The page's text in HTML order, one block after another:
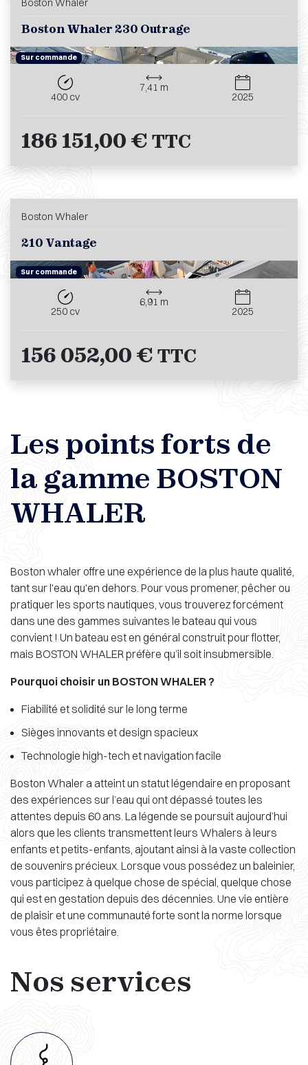
Boston Whaler
Boston Whaler 230 Outrage
Sur commande
400 cv
7,41 m
2025
186 151,00 € TTC
Boston Whaler
210 Vantage
Sur commande
250 cv
6,91 m
2025
156 052,00 € TTC
Les points forts de
la gamme BOSTON
WHALER
Boston whaler offre une expérience de la plus haute qualité,
tant sur l'eau qu'en dehors. Pour vous promener, pêcher ou
pratiquer les sports nautiques, vous trouverez forcément
dans une des gammes suivantes le bateau qui vous
convient ! Un bateau est en général construit pour flotter,
mais BOSTON WHALER préfère qu’il soit insubmersible.
Pourquoi choisir un BOSTON WHALER ?
Fiabilité et solidité sur le long terme
Sièges innovants et design spacieux
Technologie high-tech et navigation facile
Boston Whaler a atteint un statut légendaire en proposant
des expériences sur l’eau qui ont dépassé toutes les
attentes depuis 60 ans. La légende se poursuit aujourd’hui
alors que les clients transmettent leurs Whalers à leurs
enfants et petits-enfants, ajoutant ainsi à la vaste collection
de souvenirs précieux. Lorsque vous possédez un baleinier,
vous participez à quelque chose de spécial, quelque chose
qui est en gestation depuis des décennies. Une vie entière
de plaisir et une communauté forte sont la norme lorsque
vous êtes propriétaire.
Nos services